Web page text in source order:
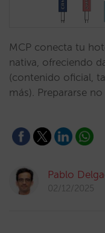
MCP conecta tu
nativa, ofreciendo
(contenido oficial,
más). Prepararse
Pablo
02/12/2025